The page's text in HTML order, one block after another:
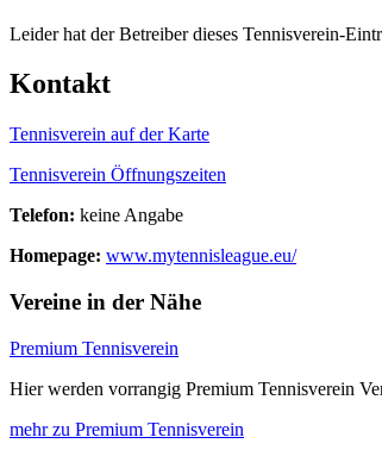
Leider hat der Betreiber dieses Tennisverein-
Kontakt
Tennisverein auf der Karte
Tennisverein Öffnungszeiten
Telefon: keine Angabe
Homepage: www.mytennisleague.eu/
Vereine in der Nähe
Premium Tennisverein
Hier werden vorrangig Premium Tennisverein
mehr zu Premium Tennisverein